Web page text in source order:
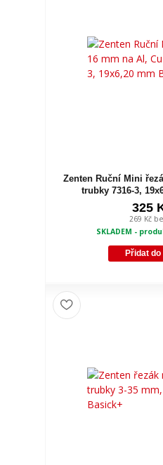
Zenten Ruční Mini
trubky 7316-3,
325
269 Kč
SKLADEM -
Přidat